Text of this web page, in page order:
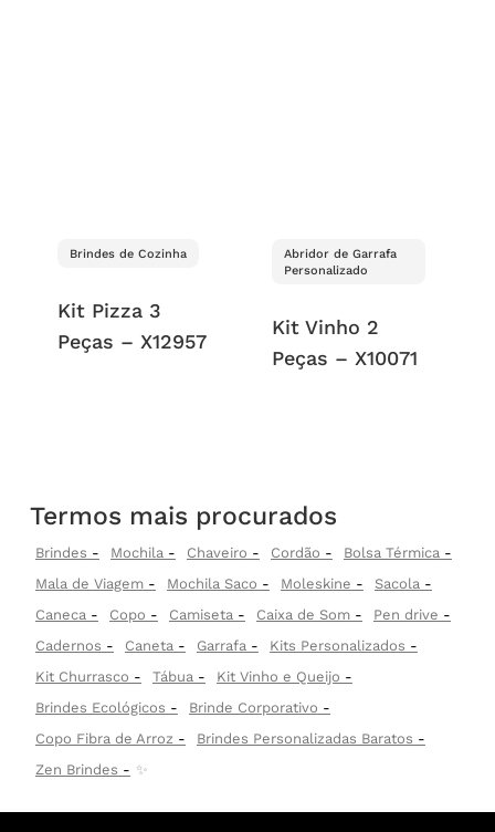
Brindes de Cozinha
Kit Pizza 3
Peças – X12957
Abridor de Garrafa
Personalizado
Kit Vinho 2
Peças – X10071
Termos mais procurados
Brindes Mochila Chaveiro Cordão
Bolsa Térmica
Mala de Viagem
Mochila Saco Moleskine
Sacola
Caneca
Copo Camiseta Caixa de Som
Pen drive
Cadernos
Caneta Garrafa
Kits Personalizados
Kit Churrasco
Tábua
Kit Vinho e Queijo
Brindes Ecológicos
Brinde Corporativo
Copo Fibra de Arroz
Brindes Personalizadas Baratos
Zen Brindes
✨